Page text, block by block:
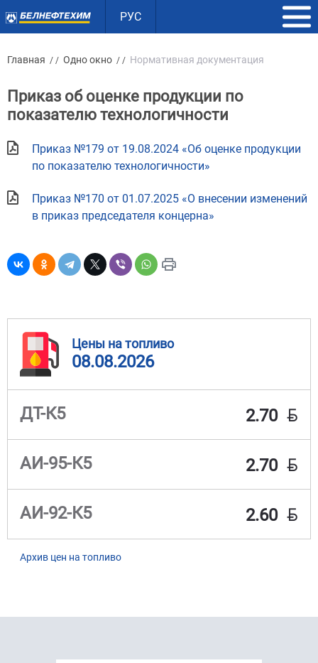
РУС
Главная / / Одно окно / / Нормативная документация
Приказ об оценке продукции по
показателю технологичности
Приказ №179 от 19.08.2024 «Об оценке продукции
по показателю технологичности»
Приказ №170 от 01.07.2025 «О внесении изменений
в приказ председателя концерна»
Цены на топливо
08.08.2026
ДТ-К5 2.70 BYN
АИ-95-К5 2.70 BYN
АИ-92-К5 2.60 BYN
Архив цен на топливо